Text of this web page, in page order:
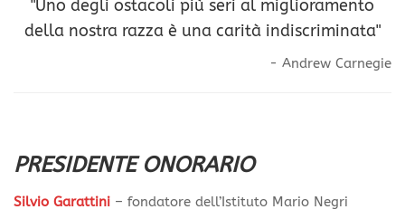
"Uno degli ostacoli più seri al miglioramento
della nostra razza è una carità indiscriminata"
- Andrew Carnegie
PRESIDENTE ONORARIO
Silvio Garattini – fondatore dell’Istituto Mario Negri